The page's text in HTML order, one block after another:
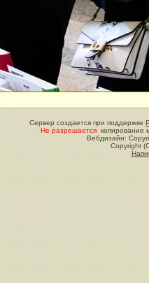
Сервер создается при поддержке
Не разрешается копирование
Вебдизайн:
Copyright